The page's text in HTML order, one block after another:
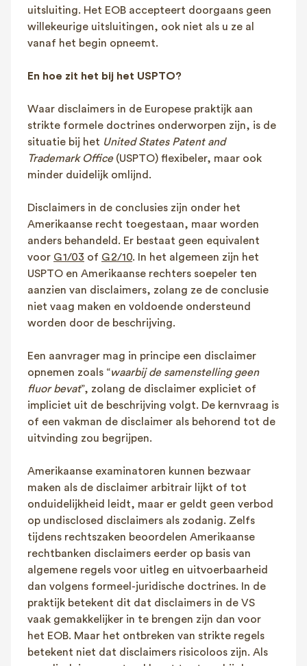
uitsluiting. Het EOB accepteert doorgaans geen
willekeurige uitsluitingen, ook niet als u ze al
vanaf het begin opneemt.
En hoe zit het bij het USPTO?
Waar disclaimers in de Europese praktijk aan
strikte formele doctrines onderworpen zijn, is de
situatie bij het United States Patent and
Trademark Office(USPTO) flexibeler, maar ook
minder duidelijk omlijnd.
Disclaimers in de conclusies zijn onder het
Amerikaanse recht toegestaan, maar worden
anders behandeld. Er bestaat geen equivalent
voor G 1/03 of G 2/10. In het algemeen zijn het
USPTO en Amerikaanse rechters soepeler ten
aanzien van disclaimers, zolang ze de conclusie
niet vaag maken en voldoende ondersteund
worden door de beschrijving.
Een aanvrager mag in principe een disclaimer
opnemen zoals “waarbij de samenstelling geen
fluor bevat”, zolang de disclaimer expliciet of
impliciet uit de beschrijving volgt. De kernvraag is
of een vakman de disclaimer als behorend tot de
uitvinding zou begrijpen.
Amerikaanse examinatoren kunnen bezwaar
maken als de disclaimer arbitrair lijkt of tot
onduidelijkheid leidt, maar er geldt geen verbod
op undisclosed disclaimers als zodanig. Zelfs
tijdens rechtszaken beoordelen Amerikaanse
rechtbanken disclaimers eerder op basis van
algemene regels voor uitleg en uitvoerbaarheid
dan volgens formeel-juridische doctrines. In de
praktijk betekent dit dat disclaimers in de VS
vaak gemakkelijker in te brengen zijn dan voor
het EOB. Maar het ontbreken van strikte regels
betekent niet dat disclaimers risicoloos zijn. Als